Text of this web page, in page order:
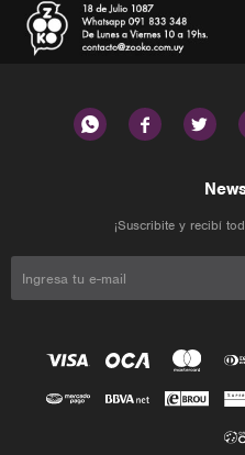
  
¡Suscribite y recibí